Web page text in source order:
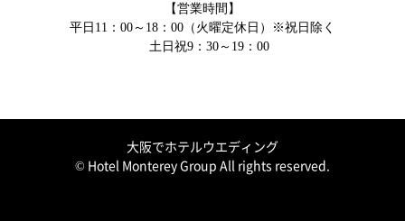
【営業時間】
平日11：00～18：00（火曜定休日）※祝日除く
土日祝9：30～19：00
大阪でホテルウエディング
© Hotel Monterey Group All rights reserved.